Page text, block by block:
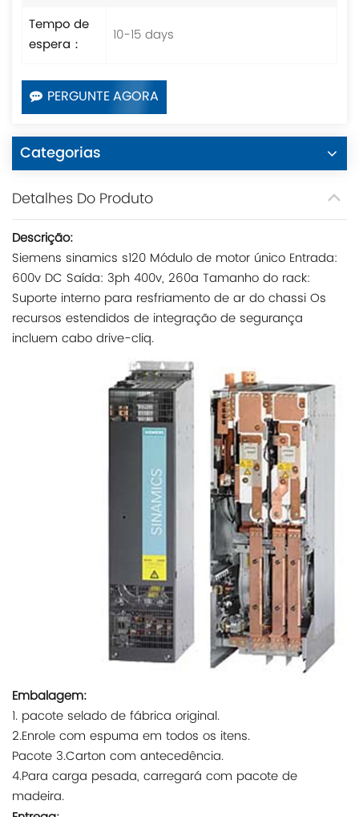
Tempo de
espera：
10-15 days
PERGUNTE AGORA
Categorias
Detalhes Do Produto
Descrição:
Siemens sinamics s120 Módulo de motor único Entrada:
600v DC Saída: 3ph 400v, 260a Tamanho do rack:
Suporte interno para resfriamento de ar do chassi Os
recursos estendidos de integração de segurança
incluem cabo drive-cliq.
Embalagem:
1. pacote selado de fábrica original.
2.Enrole com espuma em todos os itens.
Pacote 3.Carton com antecedência.
4.Para carga pesada, carregará com pacote de
madeira.